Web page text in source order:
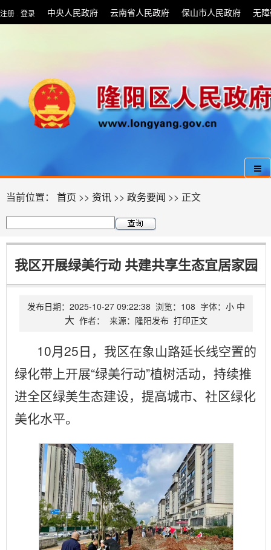
注册 | 登录 中央人民政府 云南省人民政府 保山市人民政府 无
当前位置： 首页 >> 资讯 >> 政务要闻 >> 正文
我区开展绿美行动 共建共享生态宜居家园
发布日期：2025-10-27 09:22:38 浏览： 108 字体：小 中
大 作者： 来源： 隆阳发布 打印正文
10月25日，我区在象山路延长线空置的
绿化带上开展“绿美行动”植树活动，持续推
进全区绿美生态建设，提高城市、社区绿化
美化水平。